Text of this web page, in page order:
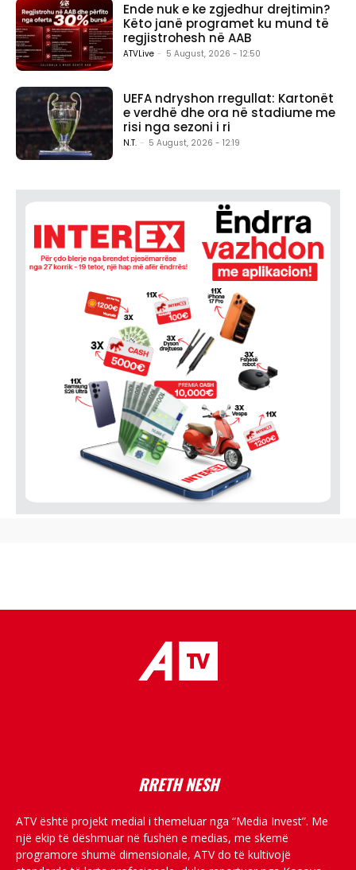
Ende nuk e ke zgjedhur drejtimin?
Këto janë programet ku mund të
regjistrohesh në AAB
ATVLive - 5 August, 2026 - 12:50
UEFA ndryshon rregullat: Kartonët
e verdhë dhe ora në stadiume me
risi nga sezoni i ri
N.T. - 5 August, 2026 - 12:19
RRETH NESH
ATV është projekt medial i themeluar nga “Media Invest”. Me
një ekip të dëshmuar në fushën e medias, me skemë
programore shumë dimensionale, ATV do të kultivojë